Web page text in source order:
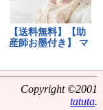
Copyright ©2001
tatuta.